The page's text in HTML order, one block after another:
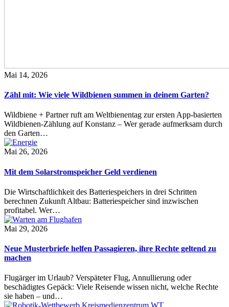
Mai 14, 2026
Zähl mit: Wie viele Wildbienen summen in deinem Garten?
Wildbiene + Partner ruft am Weltbienentag zur ersten App-basierten
Wildbienen-Zählung auf Konstanz – Wer gerade aufmerksam durch
den Garten…
Mai 26, 2026
Mit dem Solarstromspeicher Geld verdienen
Die Wirtschaftlichkeit des Batteriespeichers in drei Schritten
berechnen Zukunft Altbau: Batteriespeicher sind inzwischen
profitabel. Wer…
Mai 29, 2026
Neue Musterbriefe helfen Passagieren, ihre Rechte geltend zu
machen
Flugärger im Urlaub? Verspäteter Flug, Annullierung oder
beschädigtes Gepäck: Viele Reisende wissen nicht, welche Rechte
sie haben – und…